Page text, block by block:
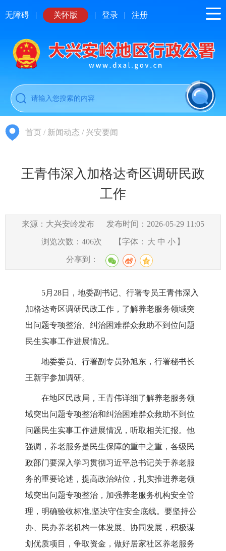
无障碍 | 关怀版 | 登录 | 注册
首页 / 新闻动态 / 兴安要闻
王青伟深入加格达奇区调研民政
工作
来源：大兴安岭发布 发布时间：2026-05-29 11:05
浏览次数： 406次 【字体： 大 中 小 】
分享到：
5月28日， 地委副书记、行署专员王青伟深入
加格达奇区调研民政工作，了解养老服务领域突
出问题专项整治、纠治困难群众救助不到位问题
民生实事工作进展情况。
地委委员、行署副专员孙旭东，行署秘书长
王新宇参加调研。
在地区民政局，王青伟详细了解养老服务领
域突出问题专项整治和纠治困难群众救助不到位
问题民生实事工作进展情况，听取相关汇报。 他
强调，养老服务是民生保障的重中之重 ， 各级民
政部门要深入学习贯彻习近平总书记关于养老服
务的重要论述 ， 提高政治站位，扎实推进养老领
域突出问题专项整治，加强养老服务机构安全管
理， 明确验收标准,坚决守住安全底线。要坚持公
办、民办养老机构一体发展、协同发展 ， 积极谋
划 优质项目，争取资金， 做好居家社区养老服务